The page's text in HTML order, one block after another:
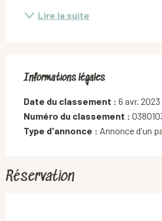
Lire la suite
Informations légales
Informations légales
Date du classement : 6 avr. 2023
Numéro du classement :
Type d'annonce : Annonce d'un
Réservation